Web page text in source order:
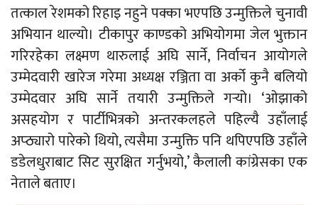
तत्काल रेशमको रिहाइ नहुने पक्का भएपछि उन्मुक्तिले चुनावी
अभियान थाल्यो। टीकापुर काण्डको अभियोगमा जेल भुक्तान
गरिरहेका लक्ष्मण थारुलाई अघि सार्ने, निर्वाचन आयोगले
उम्मेदवारी खारेज गरेमा अध्यक्ष रञ्जिता वा अर्को कुनै बलियो
उम्मेदवार अघि सार्ने तयारी उन्मुक्तिले गर्‍यो। ‘ओझाको
असहयोग र पार्टीभित्रको अन्तरकलहले पहिल्यै उहाँलाई
अप्ठ्यारो पारेको थियो, त्यसैमा उन्मुक्ति पनि थपिएपछि उहाँले
डडेलधुराबाट सिट सुरक्षित गर्नुभयो,’ कैलाली कांग्रेसका एक
नेताले बताए।